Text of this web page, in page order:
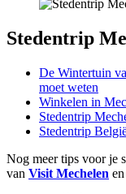
Stedentrip
De Wintertuin
moet weten
Winkelen in
Stedentrip
Stedentrip
Nog meer tips voor je
van Visit Mechelen